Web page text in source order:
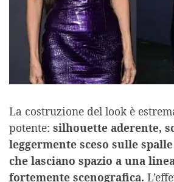
La costruzione del look è
potente: silhouette aderente,
leggermente sceso sulle
che lasciano spazio a una
fortemente scenografica.